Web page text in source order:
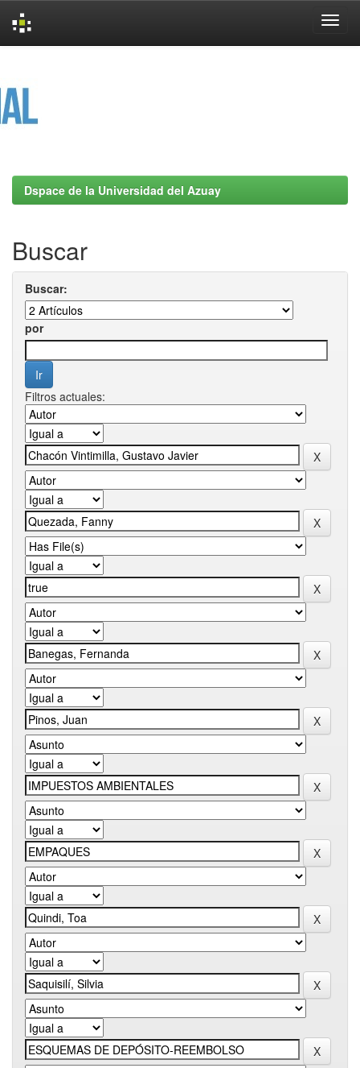
Dspace de la Universidad del Azuay
Buscar
Buscar:
por
Filtros actuales: